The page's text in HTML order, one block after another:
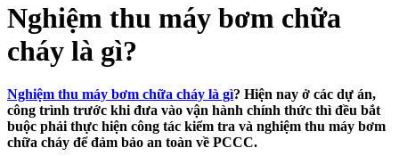
Nghiệm thu máy bơm chữa
cháy là gì?
Nghiệm thu máy bơm chữa cháy là gì? Hiện nay ở các dự án,
công trình trước khi đưa vào vận hành chính thức thì đều bắt
buộc phải thực hiện công tác kiểm tra và nghiệm thu máy bơm
chữa cháy để đảm bảo an toàn về PCCC.